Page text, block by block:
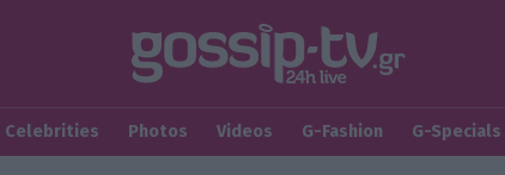
Celebrities Photos Videos G-Fashion G-Specials